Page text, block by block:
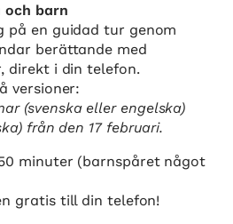
och barn
på en guidad tur genom
berättande med
direkt i din telefon.
versioner:
(svenska eller engelska)
från den 17 februari.
minuter (barnspåret något
gratis till din telefon!